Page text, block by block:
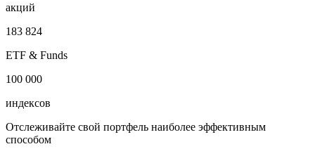
акций
183 824
ETF & Funds
100 000
индексов
Отслеживайте свой портфель наиболее эффективным
способом